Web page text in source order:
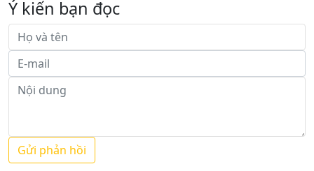
Ý kiến bạn đọc